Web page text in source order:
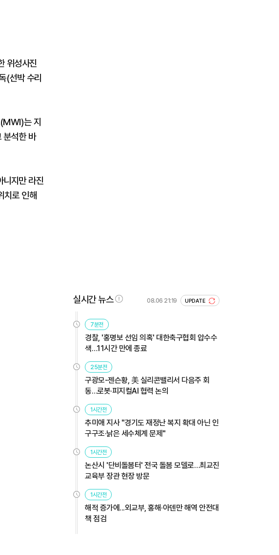
위성사진
(선박 수리
는 지
분석한 바
니지만 라진
치로 인해
실시간 뉴스 08.06 21:19 UPDATE
7분전
경찰, '홍명보 선임 의혹' 대한축구협회 압수수
색…11시간 만에 종료
25분전
구광모-젠슨황, 美 실리콘밸리서 다음주 회
동…로봇·피지컬AI 협력 논의
1시간전
추미애 지사 "경기도 재정난 복지 확대 아닌 인
구구조·낡은 세수체계 문제"
1시간전
논산시 '단비돌봄터' 전국 돌봄 모델로…최교진
교육부 장관 현장 방문
1시간전
해적 증가에...외교부, 홍해·아덴만 해역 안전대
책 점검